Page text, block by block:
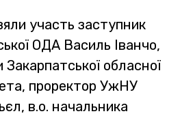
участь заступник
ОДА Василь Іванчо,
обласної
проректор УжНУ
в.о. начальника